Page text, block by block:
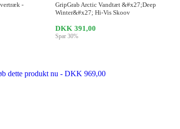
-
GripGrab Arctic Vandtæt &#x27;Deep
Winter&#x27; Hi-Vis Skoov
DKK 391,00
Spar 30%
dette produkt nu - DKK 969,00